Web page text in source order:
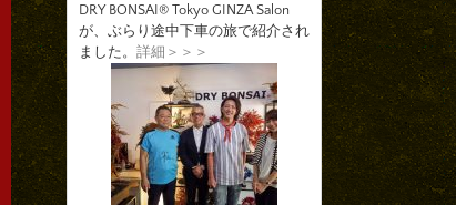
DRY BONSAI® Tokyo GINZA Salon
が、ぶらり途中下車の旅で紹介され
ました。 詳細＞＞＞